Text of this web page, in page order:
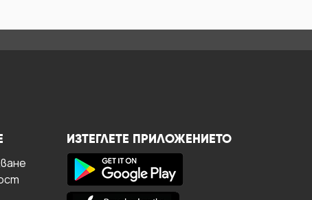
ИЗТЕГЛЕТЕ ПРИЛОЖЕНИЕТО